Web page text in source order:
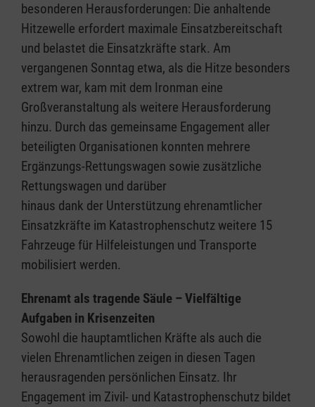
besonderen Herausforderungen: Die anhaltende
Hitzewelle erfordert maximale Einsatzbereitschaft
und belastet die Einsatzkräfte stark. Am
vergangenen Sonntag etwa, als die Hitze besonders
extrem war, kam mit dem Ironman eine
Großveranstaltung als weitere Herausforderung
hinzu. Durch das gemeinsame Engagement aller
beteiligten Organisationen konnten mehrere
Ergänzungs-Rettungswagen sowie zusätzliche
Rettungswagen und darüber
hinaus dank der Unterstützung ehrenamtlicher
Einsatzkräfte im Katastrophenschutz weitere 15
Fahrzeuge für Hilfeleistungen und Transporte
mobilisiert werden.
Ehrenamt als tragende Säule – Vielfältige
Aufgaben in Krisenzeiten
Sowohl die hauptamtlichen Kräfte als auch die
vielen Ehrenamtlichen zeigen in diesen Tagen
herausragenden persönlichen Einsatz. Ihr
Engagement im Zivil- und Katastrophenschutz bildet